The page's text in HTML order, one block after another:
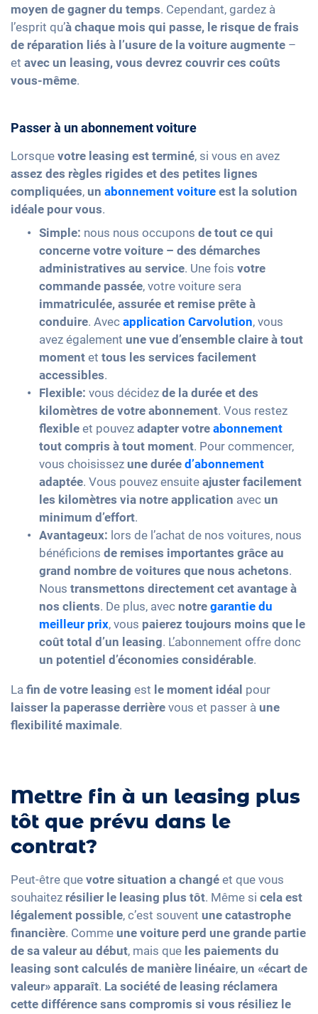
moyen de gagner du temps. Cependant, gardez à
l’esprit qu’à chaque mois qui passe, le risque de frais
de réparation liés à l’usure de la voiture augmente –
et avec un leasing, vous devrez couvrir ces coûts
vous-même.
Passer à un abonnement voiture
Lorsque votre leasing est terminé, si vous en avez
assez des règles rigides et des petites lignes
compliquées, un abonnement voiture est la solution
idéale pour vous.
Simple: nous nous occupons de tout ce qui
concerne votre voiture – des démarches
administratives au service. Une fois votre
commande passée, votre voiture sera
immatriculée, assurée et remise prête à
conduire. Avec application Carvolution, vous
avez également une vue d’ensemble claire à tout
moment et tous les services facilement
accessibles.
Flexible: vous décidez de la durée et des
kilomètres de votre abonnement. Vous restez
flexible et pouvez adapter votre abonnement
tout compris à tout moment. Pour commencer,
vous choisissez une durée d’abonnement
adaptée. Vous pouvez ensuite ajuster facilement
les kilomètres via notre application avec un
minimum d’effort.
Avantageux: lors de l’achat de nos voitures, nous
bénéficions de remises importantes grâce au
grand nombre de voitures que nous achetons.
Nous transmettons directement cet avantage à
nos clients. De plus, avec notre garantie du
meilleur prix, vous paierez toujours moins que le
coût total d’un leasing. L’abonnement offre donc
un potentiel d’économies considérable.
La fin de votre leasing est le moment idéal pour
laisser la paperasse derrière vous et passer à une
flexibilité maximale.
Mettre fin à un leasing plus
tôt que prévu dans le
contrat?
Peut-être que votre situation a changé et que vous
souhaitez résilier le leasing plus tôt. Même si cela est
légalement possible, c’est souvent une catastrophe
financière. Comme une voiture perd une grande partie
de sa valeur au début, mais que les paiements du
leasing sont calculés de manière linéaire, un «écart de
valeur» apparaît. La société de leasing réclamera
cette différence sans compromis si vous résiliez le